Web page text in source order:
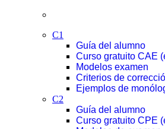
C1
Guía del alumno
Curso gratuito CAE
Modelos examen
Criterios de
Ejemplos de
C2
Guía del alumno
Curso gratuito CPE